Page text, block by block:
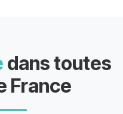
dans toutes
France